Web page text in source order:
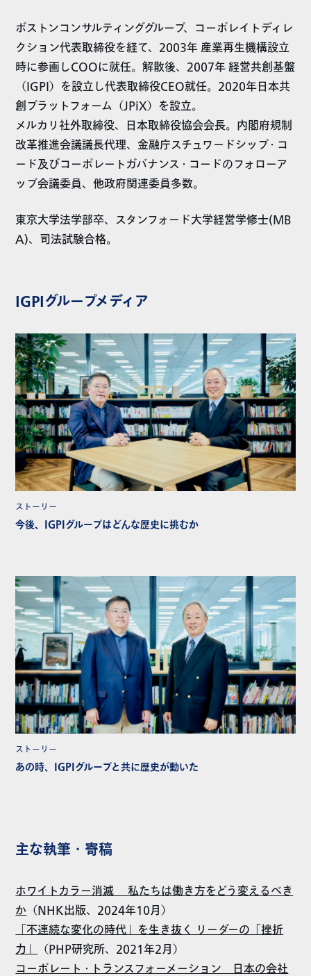
ボストンコンサルティンググループ、コーポレイトディレ
クション代表取締役を経て、2003年 産業再生機構設立
時に参画しCOOに就任。解散後、2007年 経営共創基盤
（IGPI）を設立し代表取締役CEO就任。2020年日本共
創プラットフォーム（JPiX）を設立。
メルカリ社外取締役、日本取締役協会会長。内閣府規制
改革推進会議議長代理、金融庁スチュワードシップ・コ
ード及びコーポレートガバナンス・コードのフォローア
ップ会議委員、他政府関連委員多数。
東京大学法学部卒、スタンフォード大学経営学修士(MB
A)、司法試験合格。
IGPIグループメディア
ストーリー
今後、IGPIグループはどんな歴史に挑むか
ストーリー
あの時、IGPIグループと共に歴史が動いた
主な執筆・寄稿
ホワイトカラー消滅 私たちは働き方をどう変えるべき
か （NHK出版、2024年10月）
「不連続な変化の時代」を生き抜く リーダーの「挫折
力」
（PHP研究所、2021年2月）
コーポレート・トランスフォーメーション 日本の会社